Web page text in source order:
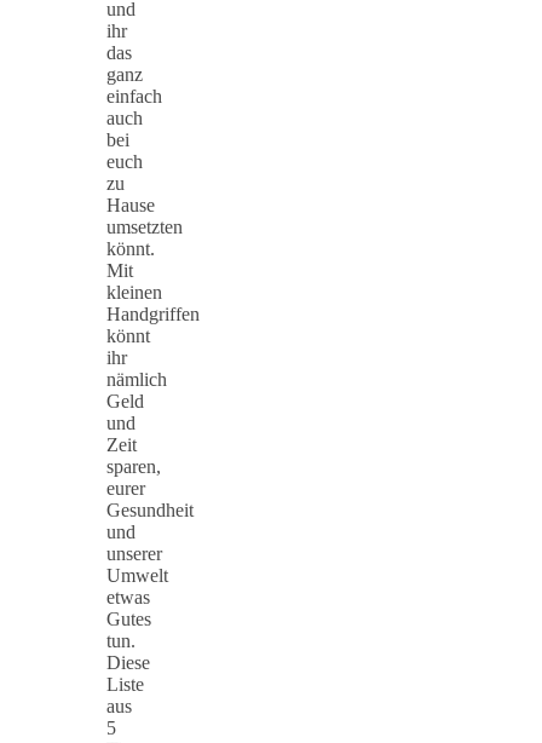
und
ihr
das
ganz
einfach
auch
bei
euch
zu
Hause
umsetzten
könnt.
Mit
kleinen
Handgriffen
könnt
ihr
nämlich
Geld
und
Zeit
sparen,
eurer
Gesundheit
und
unserer
Umwelt
etwas
Gutes
tun.
Diese
Liste
aus
5